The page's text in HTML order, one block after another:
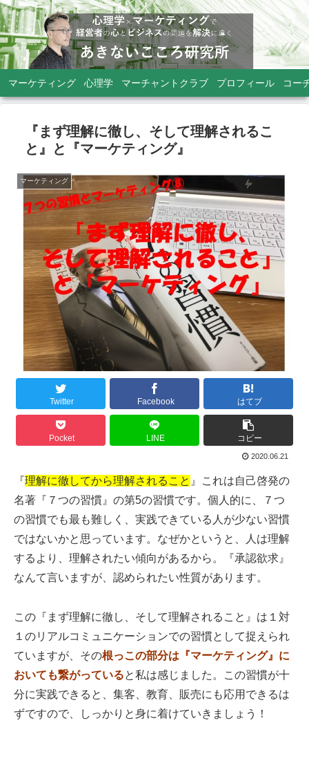
マーケティング 心理学 マーチャントクラブ プロフィール コー
『まず理解に徹し、そして理解されるこ
と』と『マーケティング』
マーケティング
Twitter Facebook はてブ
Pocket LINE コピー
2020.06.21
『理解に徹してから理解されること 』これは自己啓発の
名著『７つの習慣』の第5の習慣です。個人的に、７つ
の習慣でも最も難しく、実践できている人が少ない習慣
ではないかと思っています。なぜかというと、人は理解
するより、理解されたい傾向があるから。『承認欲求』
なんて言いますが、認められたい性質があります。
この『まず理解に徹し、そして理解されること』は１対
１のリアルコミュニケーションでの習慣として捉えられ
ていますが、その根っこの部分は『マーケティング』に
おいても繋がっていると私は感じました。この習慣が十
分に実践できると、集客、教育、販売にも応用できるは
ずですので、しっかりと身に着けていきましょう！